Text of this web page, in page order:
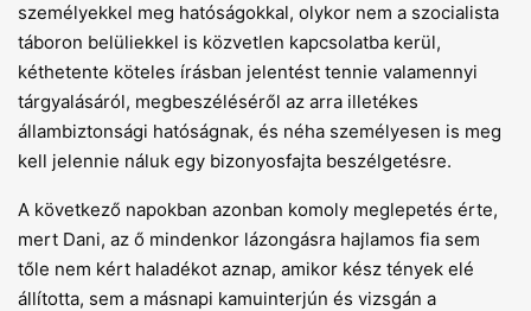
személyekkel meg hatóságokkal, olykor nem a szocialista
táboron belüliekkel is közvetlen kapcsolatba kerül,
kéthetente köteles írásban jelentést tennie valamennyi
tárgyalásáról, megbeszéléséről az arra illetékes
állambiztonsági hatóságnak, és néha személyesen is meg
kell jelennie náluk egy bizonyosfajta beszélgetésre.
A következő napokban azonban komoly meglepetés érte,
mert Dani, az ő mindenkor lázongásra hajlamos fia sem
tőle nem kért haladékot aznap, amikor kész tények elé
állította, sem a másnapi kamuinterjún és vizsgán a